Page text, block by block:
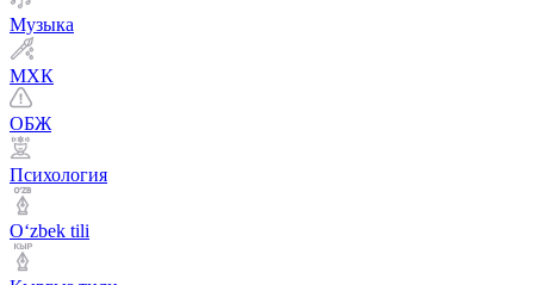
Музыка
МХК
ОБЖ
Психология
Оʻzbek tili